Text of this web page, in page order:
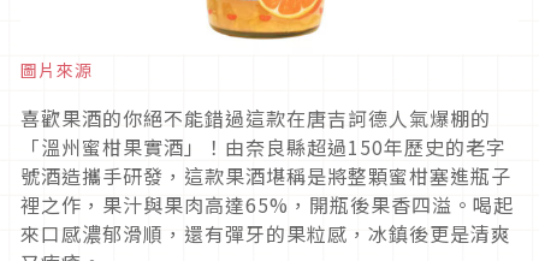
圖片來源
喜歡果酒的你絕不能錯過這款在唐吉訶德人氣爆棚的
「溫州蜜柑果實酒」！由奈良縣超過150年歷史的老字
號酒造攜手研發，這款果酒堪稱是將整顆蜜柑塞進瓶子
裡之作，果汁與果肉高達65%，開瓶後果香四溢。喝起
來口感濃郁滑順，還有彈牙的果粒感，冰鎮後更是清爽